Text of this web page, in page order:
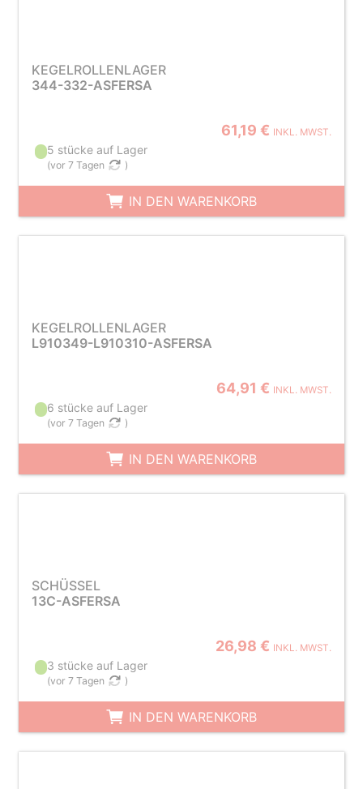
KEGELROLLENLAGER
344-332-ASFERSA
61,19 € INKL. MWST.
5 stücke auf Lager
(vor 7 Tagen )
IN DEN WARENKORB
KEGELROLLENLAGER
L910349-L910310-ASFERSA
64,91 € INKL. MWST.
6 stücke auf Lager
(vor 7 Tagen )
IN DEN WARENKORB
SCHÜSSEL
13C-ASFERSA
26,98 € INKL. MWST.
3 stücke auf Lager
(vor 7 Tagen )
IN DEN WARENKORB